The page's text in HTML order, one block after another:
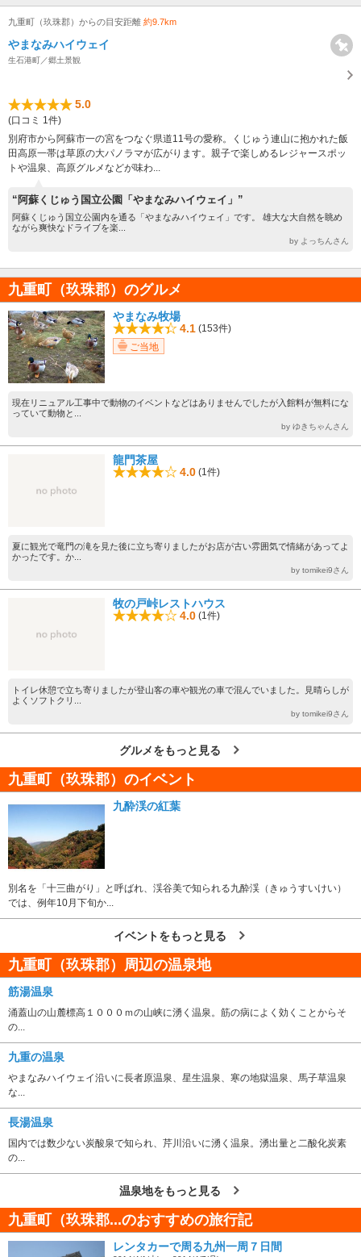
九重町（玖珠郡）からの目安距離 約9.7km
やまなみハイウェイ
生石港町／郷土景観
5.0
(口コミ 1件)
別府市から阿蘇市一の宮をつなぐ県道11号の愛称。くじゅう連山に抱かれた飯
田高原一帯は草原の大パノラマが広がります。親子で楽しめるレジャースポッ
トや温泉、高原グルメなどが味わ...
“阿蘇くじゅう国立公園「やまなみハイウェイ」”
阿蘇くじゅう国立公園内を通る「やまなみハイウェイ」です。 雄大な大自然を眺め
ながら爽快なドライブを楽...
by よっちんさん
九重町（玖珠郡）のグルメ
やまなみ牧場
4.1 (153件)
ご当地
現在リニュアル工事中で動物のイベントなどはありませんでしたが入館料が無料にな
っていて動物と...
by ゆきちゃんさん
龍門茶屋
4.0 (1件)
夏に観光で竜門の滝を見た後に立ち寄りましたがお店が古い雰囲気で情緒があってよ
かったです。か...
by tomikei9さん
牧の戸峠レストハウス
4.0 (1件)
トイレ休憩で立ち寄りましたが登山客の車や観光の車で混んでいました。見晴らしが
よくソフトクリ...
by tomikei9さん
グルメをもっと見る
九重町（玖珠郡）のイベント
九酔渓の紅葉
別名を「十三曲がり」と呼ばれ、渓谷美で知られる九酔渓（きゅうすいけい）
では、例年10月下旬か...
イベントをもっと見る
九重町（玖珠郡）周辺の温泉地
筋湯温泉
涌蓋山の山麓標高１０００ｍの山峡に湧く温泉。筋の病によく効くことからそ
の...
九重の温泉
やまなみハイウェイ沿いに長者原温泉、星生温泉、寒の地獄温泉、馬子草温泉
な...
長湯温泉
国内では数少ない炭酸泉で知られ、芹川沿いに湧く温泉。湧出量と二酸化炭素
の...
温泉地をもっと見る
九重町（玖珠郡...のおすすめの旅行記
レンタカーで周る九州一周７日間